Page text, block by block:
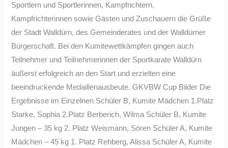
Sportlern und Sportlerinnen, Kampfrichtern,
Kampfrichterinnen sowie Gästen und Zuschauern die Grüße
der Stadt Walldürn, des Gemeinderates und der Walldürner
Bürgerschaft. Bei den Kumitewettkämpfen gingen auch
Teilnehmer und Teilnehmerinnen der Sportkarate Walldürn
äußerst erfolgreich an den Start und erzielten eine
beeindruckende Medaillenausbeute. GKVBW Cup Bilder Die
Ergebnisse im Einzelnen Schüler B, Kumite Mädchen 1.Platz
Starke, Sophia 2.Platz Berberich, Wilma Schüler B, Kumite
Jungen – 35 kg 2. Platz Weismann, Sören Schüler A, Kumite
Mädchen – 45 kg 1. Platz Rehberg, Alissa Schüler A, Kumite